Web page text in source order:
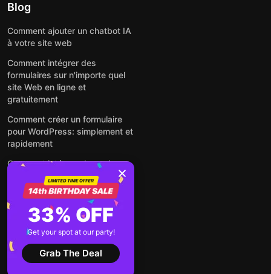
Blog
Comment ajouter un chatbot IA
à votre site web
Comment intégrer des
formulaires sur n'importe quel
site Web en ligne et
gratuitement
Comment créer un formulaire
pour WordPress: simplement et
rapidement
Comment intégrer des avis
Google gratuitement sur un site
web
Comment intégrer une fenêtre
contextuelle sur n'importe quel
site Web
Voir tous les articles
33% OFF
Get your spot at our party!
Grab The Deal